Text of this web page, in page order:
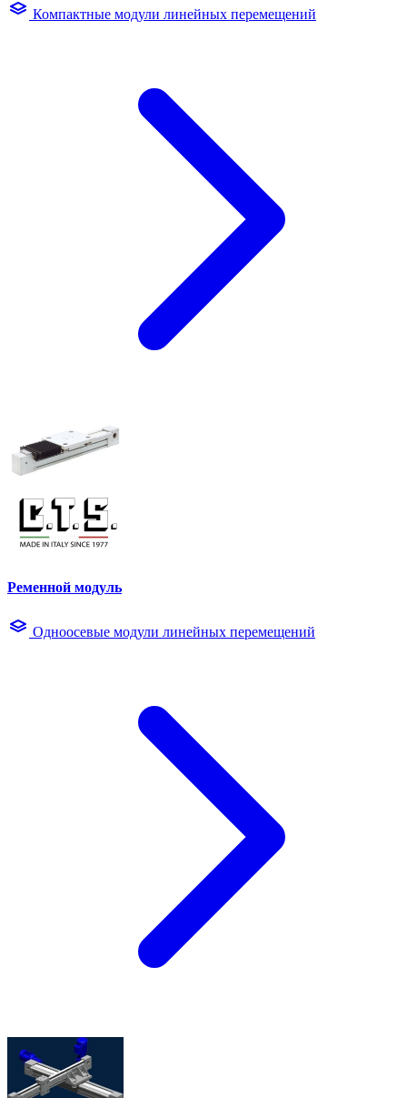
Компактные модули линейных перемещений
Ременной модуль
Одноосевые модули линейных перемещений